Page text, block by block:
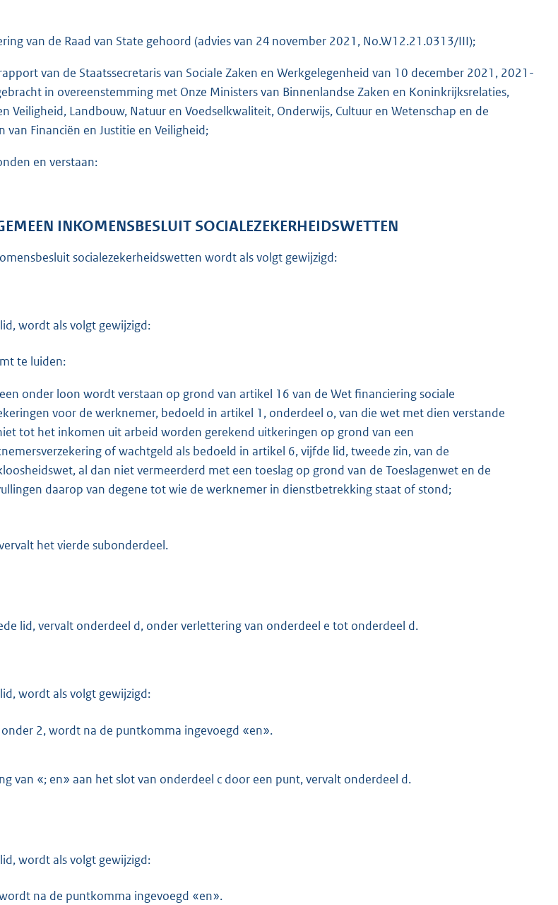
van de Raad van State gehoord (advies van 24 november 2021, No.W12.21.0313/III);
van de Staatssecretaris van Sociale Zaken en Werkgelegenheid van 10 december 2021, 2021-
in overeenstemming met Onze Ministers van Binnenlandse Zaken en Koninkrijksrelaties,
Veiligheid, Landbouw, Natuur en Voedselkwaliteit, Onderwijs, Cultuur en Wetenschap en de
van Financiën en Justitie en Veiligheid;
en verstaan:
INKOMENSBESLUIT SOCIALEZEKERHEIDSWETTEN
socialezekerheidswetten wordt als volgt gewijzigd:
wordt als volgt gewijzigd:
te luiden:
onder loon wordt verstaan op grond van artikel 16 van de Wet financiering sociale
voor de werknemer, bedoeld in artikel 1, onderdeel o, van die wet met dien verstande
tot het inkomen uit arbeid worden gerekend uitkeringen op grond van een
of wachtgeld als bedoeld in artikel 6, vijfde lid, tweede zin, van de
al dan niet vermeerderd met een toeslag op grond van de Toeslagenwet en de
daarop van degene tot wie de werknemer in dienstbetrekking staat of stond;
het vierde subonderdeel.
lid, vervalt onderdeel d, onder verlettering van onderdeel e tot onderdeel d.
wordt als volgt gewijzigd:
2, wordt na de puntkomma ingevoegd «en».
van «; en» aan het slot van onderdeel c door een punt, vervalt onderdeel d.
wordt als volgt gewijzigd:
na de puntkomma ingevoegd «en».